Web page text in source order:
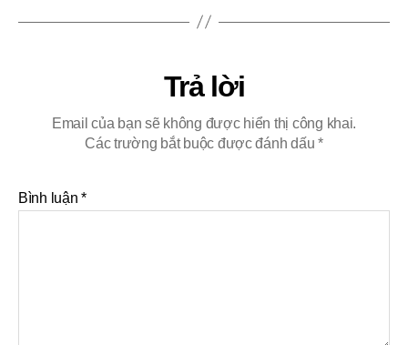
Trả lời
Email của bạn sẽ không được hiển thị công khai.
Các trường bắt buộc được đánh dấu*
Bình luận*